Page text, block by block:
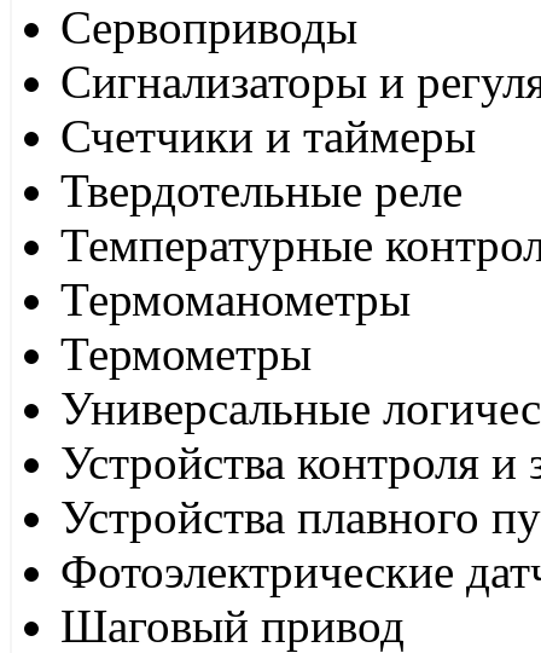
Сервоприводы
Сигнализаторы и
Счетчики и таймеры
Твердотельные реле
Температурные
Термоманометры
Термометры
Универсальные
Устройства контроля
Устройства плавного
Фотоэлектрические
Шаговый привод